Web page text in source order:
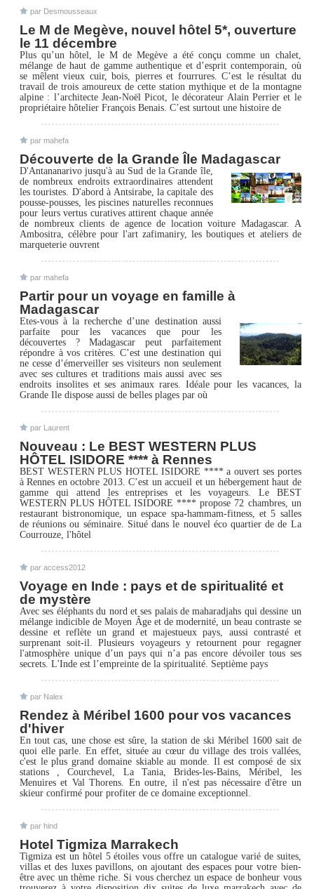
par Desmousseaux
Le M de Megève, nouvel hôtel 5*, ouverture
le 11 décembre
Plus qu’un hôtel, le M de Megève a été conçu comme un chalet,
mélange de haut de gamme authentique et d’esprit contemporain, où
se mêlent vieux cuir, bois, pierres et fourrures. C’est le résultat du
travail de trois amoureux de cette station mythique et de la montagne
alpine : l’architecte Jean-Noël Picot, le décorateur Alain Perrier et le
propriétaire hôtelier François Benais. C’est surtout une histoire de
par mahefa
Découverte de la Grande Île Madagascar
D'Antananarivo jusqu'à au Sud de la Grande île,
de nombreux endroits extraordinaires attendent
les touristes. D'abord à Antsirabe, la capitale des
pousse-pousses, les piscines naturelles reconnues
pour leurs vertus curatives attirent chaque année
de nombreux clients de agence de location voiture Madagascar. A
Ambositra, célèbre pour l'art zafimaniry, les boutiques et ateliers de
marqueterie ouvrent
par mahefa
Partir pour un voyage en famille à
Madagascar
Etes-vous à la recherche d’une destination aussi
parfaite pour les vacances que pour les
découvertes ? Madagascar peut parfaitement
répondre à vos critères. C’est une destination qui
ne cesse d’émerveiller ses visiteurs non seulement
avec ses cultures et traditions mais aussi avec ses
endroits insolites et ses animaux rares. Idéale pour les vacances, la
Grande Ile dispose aussi de belles plages par où
par Laurent
Nouveau : Le BEST WESTERN PLUS
HÔTEL ISIDORE **** à Rennes
BEST WESTERN PLUS HOTEL ISIDORE **** a ouvert ses portes
à Rennes en octobre 2013. C’est un accueil et un hébergement haut de
gamme qui attend les entreprises et les voyageurs. Le BEST
WESTERN PLUS HÔTEL ISIDORE **** propose 72 chambres, un
restaurant bistronomique, un espace spa-hammam-fitness, et 5 salles
de réunions ou séminaire. Situé dans le nouvel éco quartier de de La
Courrouze, l'hôtel
par access2012
Voyage en Inde : pays et de spiritualité et
de mystère
Avec ses éléphants du nord et ses palais de maharadjahs qui dessine un
mélange indicible de Moyen Âge et de modernité, un beau contraste se
dessine et reflète un grand et majestueux pays, aussi contrasté et
surprenant soit-il. Plusieurs voyageurs y retournent pour regagner
l'atmosphère unique d’un pays qui n’a pas encore dévoiler tous ses
secrets. L'Inde est l’empreinte de la spiritualité. Septième pays
par Nalex
Rendez à Méribel 1600 pour vos vacances
d'hiver
En tout cas, une chose est sûre, la station de ski Méribel 1600 sait de
quoi elle parle. En effet, située au cœur du village des trois vallées,
c'est le plus grand domaine skiable au monde. Il est composé de six
stations , Courchevel, La Tania, Brides-les-Bains, Méribel, les
Menuires et Val Thorens. En outre, il n'est pas nécessaire d'être un
skieur confirmé pour profiter de ce domaine exceptionnel.
par hind
Hotel Tigmiza Marrakech
Tigmiza est un hôtel 5 étoiles vous offre un catalogue varié de suites,
villas et des luxes pavillons, on ajoutant des espaces pour votre bien-
être avec un thème riche. Si vous cherchez un espace de bonheur vous